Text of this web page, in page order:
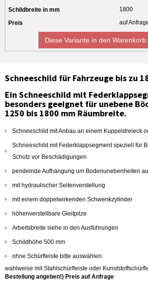
1800
auf
Diese Variante in den Warenkorb
Schneeschild für Fahrzeuge bis zu
Ein Schneeschild mit
besonders geeignet für unebene
1250 bis 1800 mm Räumbreite.
Schneeschild mit Anbau an einem Kuppeldreieck
Schneeschild mit Federklappsegment speziell für
Schutz vor Beschädigungen
pendelnde Aufhängung um Bodenunebenheiten
mit hydraulischer Seitenverstellung
mit einem doppelwirkenden Schwenkzylinder
höhenverstellbare Gleitpilze
Arbeitsbreite siehe in den Ausführungen
Schildhöhe 500 mm
ohne Schürfleiste bitte auswählen:
wahlweise mit Stahlschürfleiste oder
Bestellung angeben!) Preis auf Anfrage